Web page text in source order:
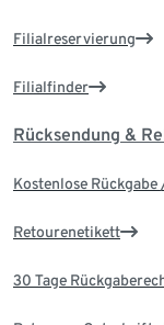
Filialreservierung
Filialfinder
Rücksendung &
Kostenlose
Retourenetikett
30 Tage